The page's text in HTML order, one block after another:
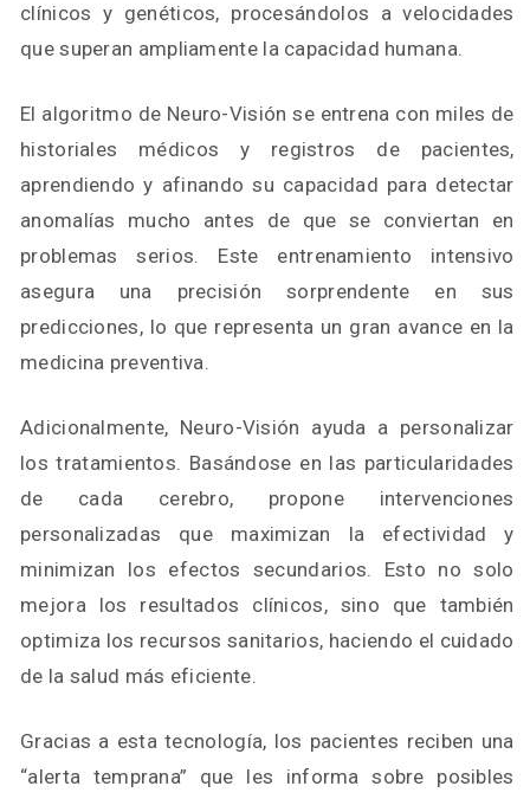
clínicos y genéticos, procesándolos a velocidades
que superan ampliamente la capacidad humana.
El algoritmo de Neuro-Visión se entrena con miles de
historiales médicos y registros de pacientes,
aprendiendo y afinando su capacidad para detectar
anomalías mucho antes de que se conviertan en
problemas serios. Este entrenamiento intensivo
asegura una precisión sorprendente en sus
predicciones, lo que representa un gran avance en la
medicina preventiva.
Adicionalmente, Neuro-Visión ayuda a personalizar
los tratamientos. Basándose en las particularidades
de cada cerebro, propone intervenciones
personalizadas que maximizan la efectividad y
minimizan los efectos secundarios. Esto no solo
mejora los resultados clínicos, sino que también
optimiza los recursos sanitarios, haciendo el cuidado
de la salud más eficiente.
Gracias a esta tecnología, los pacientes reciben una
“alerta temprana” que les informa sobre posibles